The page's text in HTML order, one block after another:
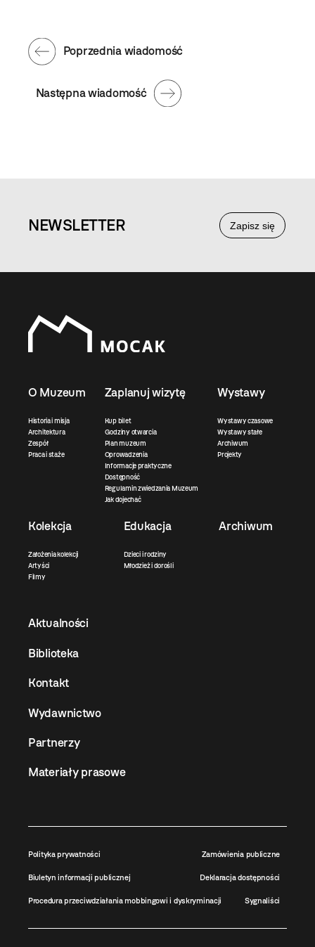
Następna wiadomość
Poprzednia wiadomość
Zapisz się
NEWSLETTER
O Muzeum
Historia i misja
Architektura
Zespół
Praca i staże
Zaplanuj wizytę
Kup bilet
Godziny otwarcia
Plan muzeum
Oprowadzenia
Informacje praktyczne
Dostępność
Regulamin zwiedzania Muzeum
Jak dojechać
Wystawy
Wystawy czasowe
Wystawy stałe
Archiwum
Projekty
Kolekcja
Założenia kolekcji
Artyści
Filmy
Edukacja
Dzieci i rodziny
Młodzież i dorośli
Archiwum
Aktualności
Biblioteka
Kontakt
Wydawnictwo
Partnerzy
Materiały prasowe
Polityka prywatności Zamówienia publiczne
Biuletyn informacji publicznej Deklaracja dostępności
Procedura przeciwdziałania mobbingowi i dyskryminacji Sygnaliści